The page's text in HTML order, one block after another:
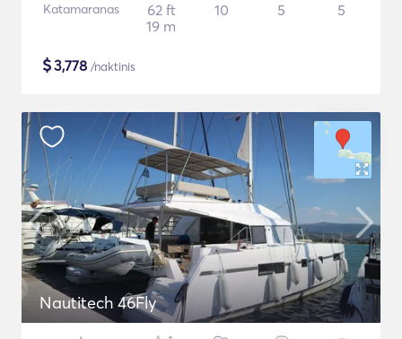
Katamaranas
62 ft
19 m
10 5 5
$3,778 /naktinis
Nautitech 46Fly